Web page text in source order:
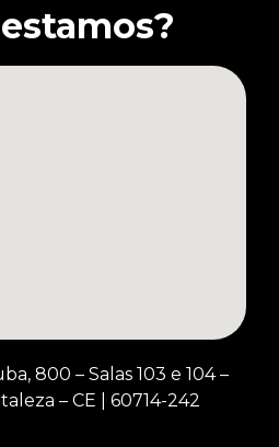
800 – Salas 103 e 104 –
– CE
60714-242